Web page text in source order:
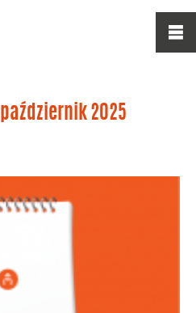
październik 2025